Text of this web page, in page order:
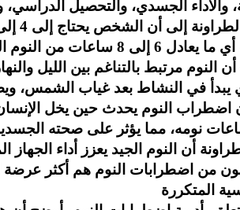
النوم مرتبط بالتناغم بين الليل
اضطراب النوم يحدث حين يخل الإنسان
أن النوم الجيد يعزز أداء
من اضطرابات النوم هم أكثر عرضة